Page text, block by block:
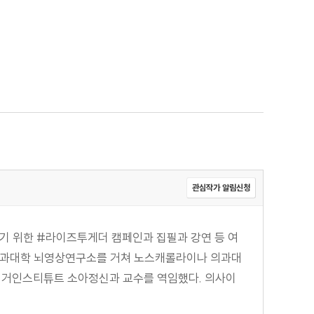
관심작가 알림신청
위한 #라이즈투게더 캠페인과 집필과 강연 등 여
대학 뇌영상연구소를 거쳐 노스캐롤라이나 의과대
인스티튜트 소아정신과 교수를 역임했다. 의사이